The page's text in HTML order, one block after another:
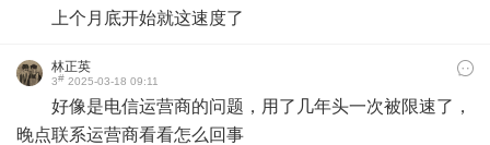
上个月底开始就这速度了
林正英
3# 2025-03-18 09:11
好像是电信运营商的问题，用了几年头一次被限速了，
晚点联系运营商看看怎么回事